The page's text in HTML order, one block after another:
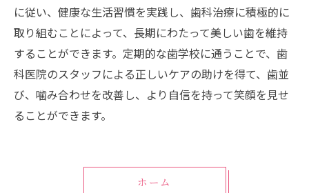
に従い、健康な生活習慣を実践し、歯科治療に積極的に
取り組むことによって、長期にわたって美しい歯を維持
することができます。定期的な歯学校に通うことで、歯
科医院のスタッフによる正しいケアの助けを得て、歯並
び、噛み合わせを改善し、より自信を持って笑顔を見せ
ることができます。
ホーム